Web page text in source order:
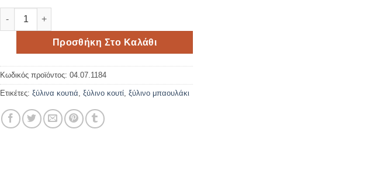
Ξύλινο παραλληλόγραμμο κουτί ποσότητα
Προσθήκη Στο Καλάθι
Κωδικός προϊόντος: 04.07.1184
Ετικέτες: ξύλινα κουτιά ξύλινο κουτί ξύλινο μπαουλάκι